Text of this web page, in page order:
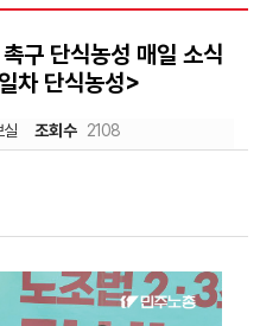
구 단식농성 매일 소식
차 단식농성>
실 조회수 2108
치북5